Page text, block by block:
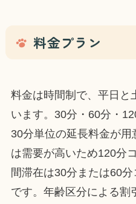
料金プラン
料金は時間制で、平日と
います。30分・60分・
30分単位の延長料金が
は需要が高いため120分
間滞在は30分または60
です。年齢区分による割